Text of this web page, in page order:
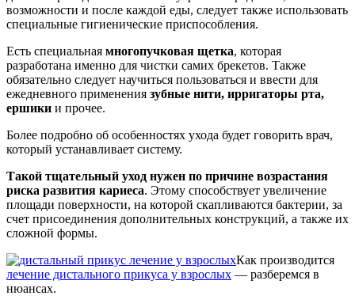
возможности и после каждой еды, следует также использовать
специальные гигиенические приспособления.
Есть специальная многопучковая щетка, которая
разработана именно для чистки самих брекетов. Также
обязательно следует научиться пользоваться и ввести для
ежедневного применения зубные нити, ирригаторы рта,
ершики и прочее.
Более подробно об особенностях ухода будет говорить врач,
который устанавливает систему.
Такой тщательный уход нужен по причине возрастания
риска развития кариеса. Этому способствует увеличение
площади поверхности, на которой скапливаются бактерии, за
счет присоединения дополнительных конструкций, а также их
сложной формы.
Как производится
лечение дистального прикуса у взрослых — разберемся в
нюансах.